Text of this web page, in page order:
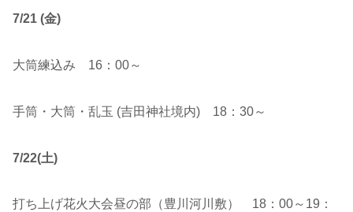
7/21 (金)
大筒練込み 16：00～
手筒・大筒・乱玉 (吉田神社境内) 18：30～
7/22(土)
打ち上げ花火大会昼の部（豊川河川敷） 18：00～19：